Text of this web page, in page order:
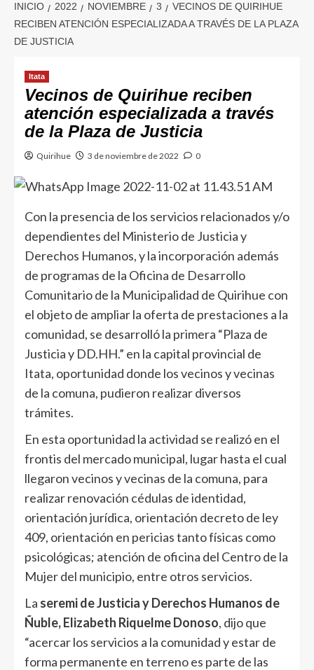
INICIO 2022 NOVIEMBRE 3
VECINOS DE QUIRIHUE
RECIBEN ATENCIÓN ESPECIALIZADA A TRAVÉS DE LA PLAZA
DE JUSTICIA
Itata
Vecinos de Quirihue reciben
atención especializada a través
de la Plaza de Justicia
Quirihue 3 de noviembre de 2022 0
Con la presencia de los servicios relacionados y/o
dependientes del Ministerio de Justicia y
Derechos Humanos, y la incorporación además
de programas de la Oficina de Desarrollo
Comunitario de la Municipalidad de Quirihue con
el objeto de ampliar la oferta de prestaciones a la
comunidad, se desarrolló la primera “Plaza de
Justicia y DD.HH.” en la capital provincial de
Itata, oportunidad donde los vecinos y vecinas
de la comuna, pudieron realizar diversos
trámites.
En esta oportunidad la actividad se realizó en el
frontis del mercado municipal, lugar hasta el cual
llegaron vecinos y vecinas de la comuna, para
realizar renovación cédulas de identidad,
orientación jurídica, orientación decreto de ley
409, orientación en pericias tanto físicas como
psicológicas; atención de oficina del Centro de la
Mujer del municipio, entre otros servicios.
La seremi de Justicia y Derechos Humanos de
Ñuble, Elizabeth Riquelme Donoso, dijo que
“acercar los servicios a la comunidad y estar de
forma permanente en terreno es parte de las